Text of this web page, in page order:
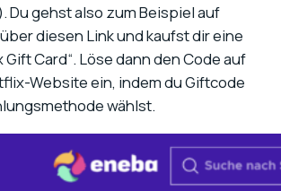
Du gehst also zum Beispiel auf
diesen Link und kaufst dir eine
Gift Card“. Löse dann den Code auf
Website ein, indem du Giftcode
wählst.